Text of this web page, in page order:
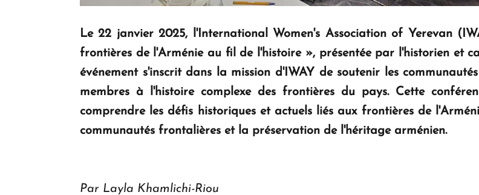
Le 22 janvier 2025, l'International Women's Association of Yerevan
frontières de l'Arménie au fil de l'histoire », présentée par l'historien et
événement s'inscrit dans la mission d'IWAY de soutenir les
membres à l'histoire complexe des frontières du pays. Cette
comprendre les défis historiques et actuels liés aux frontières de
communautés frontalières et la préservation de l'héritage arménien.
Par Layla Khamlichi-Riou